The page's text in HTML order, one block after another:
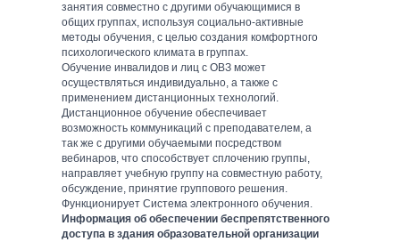
занятия совместно с другими обучающимися в
общих группах, используя социально-активные
методы обучения, с целью создания комфортного
психологического климата в группах.
Обучение инвалидов и лиц с ОВЗ может
осуществляться индивидуально, а также с
применением дистанционных технологий.
Дистанционное обучение обеспечивает
возможность коммуникаций с преподавателем, а
так же с другими обучаемыми посредством
вебинаров, что способствует сплочению группы,
направляет учебную группу на совместную работу,
обсуждение, принятие группового решения.
Функционирует Система электронного обучения.
Информация об обеспечении беспрепятственного
доступа в здания образовательной организации